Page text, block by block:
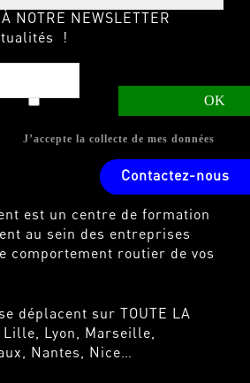
NOTRE NEWSLETTER
!
J’accepte la collecte de mes données
est un centre de formation
au sein des entreprises
comportement routier de vos
déplacent sur TOUTE LA
Lille, Lyon, Marseille,
Nantes, Nice…
Contactez-nous